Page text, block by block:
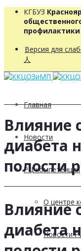
КГБУЗ
профилактики
Версия для
人
Главная
Новости
РЦ компетенций
О центре
Новости
Влияние
диабета
полости
Влияние
диабета